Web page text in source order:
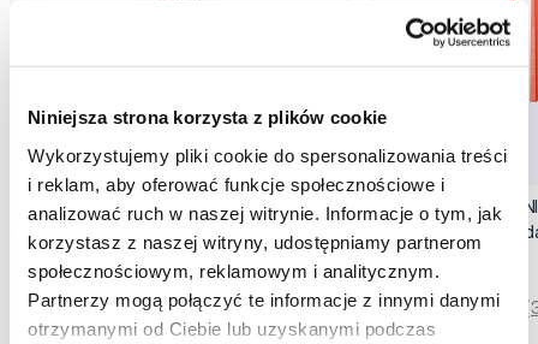
Niniejsza strona korzysta z plików cookie
Wykorzystujemy pliki cookie do spersonalizowania treści
i reklam, aby oferować funkcje społecznościowe i
analizować ruch w naszej witrynie. Informacje o tym, jak
korzystasz z naszej witryny, udostępniamy partnerom
społecznościowym, reklamowym i analitycznym.
Partnerzy mogą połączyć te informacje z innymi danymi
otrzymanymi od Ciebie lub uzyskanymi podczas
Promocja
SWISSDENT EXTREME intensywna pasta
79,90 Zł
5,0/5 (820x)
Promocja
SWISSDENT
zębów Soft (2+1 za
44,90 Zł
5,0/5